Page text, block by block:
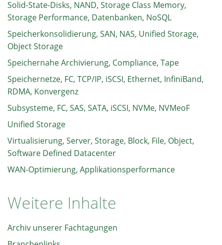
Solid-State-Disks, NAND, Storage Class Memory,
Storage Performance, Datenbanken, NoSQL
Speicherkonsolidierung, SAN, NAS, Unified Storage,
Object Storage
Speichernahe Archivierung, Compliance, Tape
Speichernetze, FC, TCP/IP, iSCSI, Ethernet, InfiniBand,
RDMA, Konvergenz
Subsysteme, FC, SAS, SATA, iSCSI, NVMe, NVMeoF
Unified Storage
Virtualisierung, Server, Storage, Block, File, Object,
Software Defined Datacenter
WAN-Optimierung, Applikationsperformance
Weitere Inhalte
Archiv unserer Fachtagungen